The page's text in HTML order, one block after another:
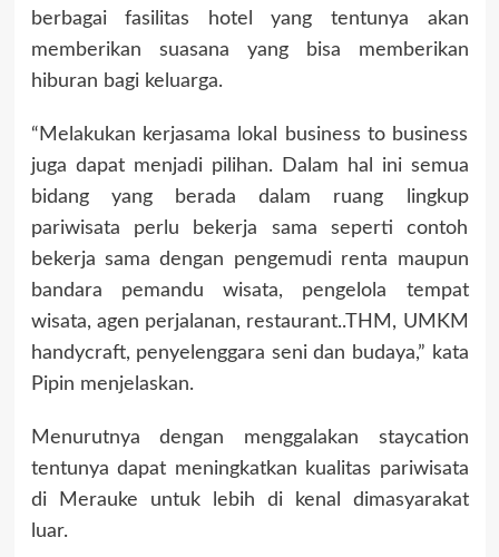
berbagai fasilitas hotel yang tentunya akan
memberikan suasana yang bisa memberikan
hiburan bagi keluarga.
“Melakukan kerjasama lokal business to business
juga dapat menjadi pilihan. Dalam hal ini semua
bidang yang berada dalam ruang lingkup
pariwisata perlu bekerja sama seperti contoh
bekerja sama dengan pengemudi renta maupun
bandara pemandu wisata, pengelola tempat
wisata, agen perjalanan, restaurant..THM, UMKM
handycraft, penyelenggara seni dan budaya,” kata
Pipin menjelaskan.
Menurutnya dengan menggalakan staycation
tentunya dapat meningkatkan kualitas pariwisata
di Merauke untuk lebih di kenal dimasyarakat
luar.